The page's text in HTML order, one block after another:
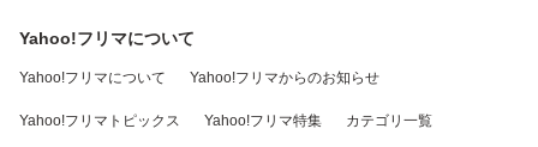
Yahoo!フリマについて
Yahoo!フリマについて Yahoo!フリマからのお知らせ
Yahoo!フリマトピックス Yahoo!フリマ特集 カテゴリ一覧